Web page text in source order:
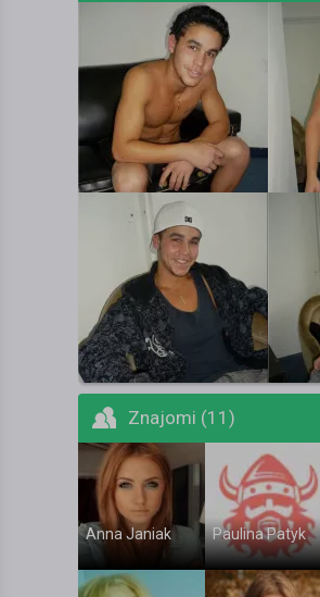
Znajomi (11)
Anna Janiak Paulina Patyk